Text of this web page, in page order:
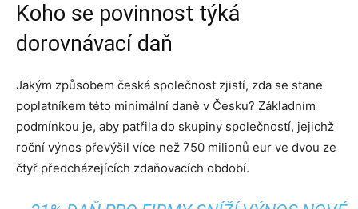
Koho se povinnost týká
dorovnávací daň
Jakým způsobem česká společnost zjistí, zda se stane
poplatníkem této minimální daně v Česku? Základním
podmínkou je, aby patřila do skupiny společností, jejichž
roční výnos převýšil více než 750 milionů eur ve dvou ze
čtyř předcházejících zdaňovacích období.